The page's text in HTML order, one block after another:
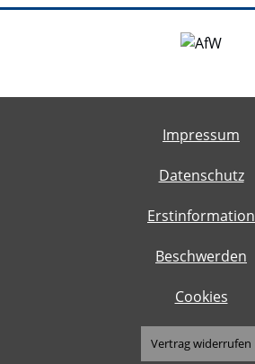
Impressum
Datenschutz
Erstinformation
Beschwerden
Cookies
Vertrag widerrufen